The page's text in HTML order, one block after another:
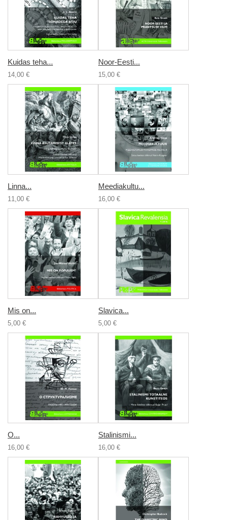
Kuidas teha...
14,00 €
Noor-Eesti...
15,00 €
Linna...
11,00 €
Meediakultu...
16,00 €
Mis on...
5,00 €
Slavica...
5,00 €
О...
16,00 €
Stalinismi...
16,00 €